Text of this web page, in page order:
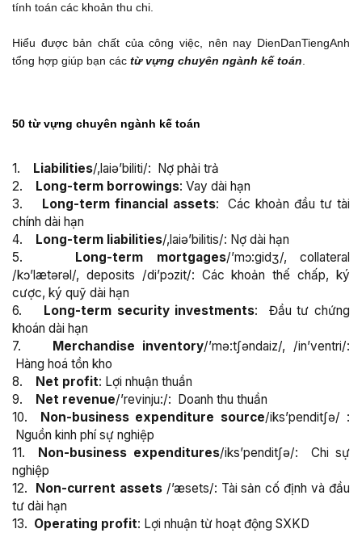
tính toán các khoản thu chi.
Hiểu được bản chất của công việc, nên nay DienDanTiengAnh
tổng hợp giúp bạn các từ vựng chuyên ngành kế toán
50 từ vựng chuyên ngành kế toán
1. Liabilities/,laiə’biliti/: Nợ phải trả
2. Long-term borrowings: Vay dài hạn
3. Long-term financial assets: Các khoản đầu tư tài
chính dài hạn
4. Long-term liabilities/,laiə’bilitis/: Nợ dài hạn
5. Long-term mortgages/’mɔ:gidʒ/, collateral
/kɔ’lætərəl/, deposits /di’pɔzit/: Các khoản thế chấp, ký
cược, ký quỹ dài hạn
6. Long-term security investments: Đầu tư chứng
khoán dài hạn
7. Merchandise inventory/’mə:tʃəndaiz/, /in’ventri/:
Hàng hoá tồn kho
8. Net profit: Lợi nhuận thuần
9. Net revenue/’revinju:/: Doanh thu thuần
10. Non-business expenditure source/iks’penditʃə/ :
Nguồn kinh phí sự nghiệp
11. Non-business expenditures/iks’penditʃə/: Chi sự
nghiệp
12. Non-current assets /’æsets/: Tài sản cố định và đầu
tư dài hạn
13. Operating profit: Lợi nhuận từ hoạt động SXKD